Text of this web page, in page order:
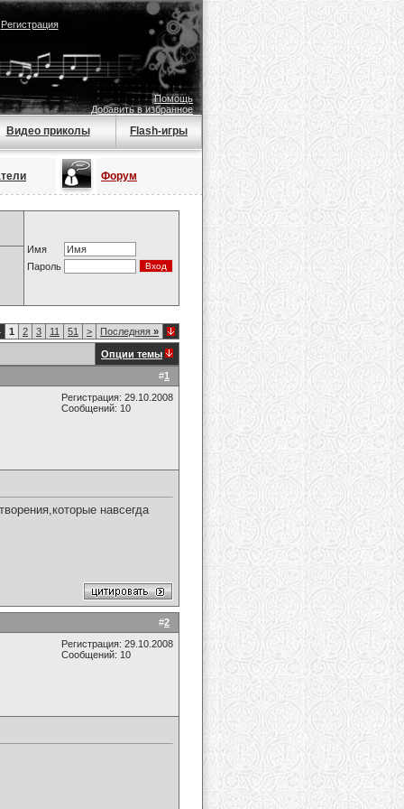
Регистрация
Помощь
Добавить в избранное
Видео приколы Flash-игры
Форум
Имя
Пароль
1 2 3 11 51 > Последняя »
Опции темы
#1
Регистрация: 29.10.2008
Сообщений: 10
навсегда
#2
Регистрация: 29.10.2008
Сообщений: 10